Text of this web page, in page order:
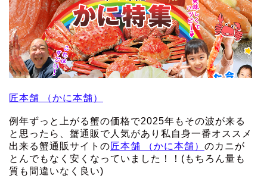
匠本舗 （かに本舗）
例年ずっと上がる蟹の価格で2025年もその波が来る
と思ったら、蟹通販で人気があり私自身一番オススメ
出来る蟹通販サイトの匠本舗 （かに本舗） のカニが
とんでもなく安くなっていました！！(もちろん量も
質も間違いなく良い)